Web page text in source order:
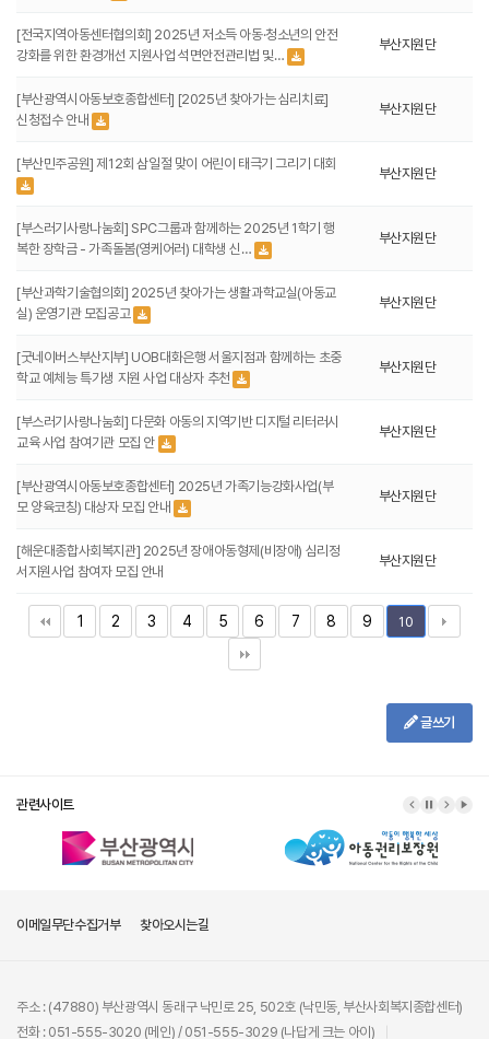
[전국지역아동센터협의회] 2025년 저소득 아동·청소년의 안전
강화를 위한 환경개선 지원사업 석면안전관리법 및…
부산지원단
[부산광역시아동보호종합센터] [2025년 찾아가는 심리치료]
신청접수 안내
부산지원단
[부산민주공원] 제12회 삼일절 맞이 어린이 태극기 그리기 대회
부산지원단
[부스러기사랑나눔회] SPC그룹과 함께하는 2025년 1학기 행
복한 장학금 - 가족돌봄(영케어러) 대학생 신…
부산지원단
[부산과학기술협의회] 2025년 찾아가는 생활과학교실(아동교
실) 운영기관 모집공고
부산지원단
[굿네이버스부산지부] UOB대화은행 서울지점과 함께하는 초중
학교 예체능 특기생 지원 사업 대상자 추천
부산지원단
[부스러기사랑나눔회] 다문화 아동의 지역기반 디지털 리터러시
교육 사업 참여기관 모집 안
부산지원단
[부산광역시아동보호종합센터] 2025년 가족기능강화사업(부
모 양육코칭) 대상자 모집 안내
부산지원단
[해운대종합사회복지관] 2025년 장애아동형제(비장애) 심리정
서지원사업 참여자 모집 안내
부산지원단
1 2 3 4 5 6 7 8 9 10
글쓰기
관련사이트
이메일무단수집거부 찾아오시는길
주소 : (47880) 부산광역시 동래구 낙민로 25, 502호 (낙민동, 부산사회복지종합센터)
전화 : 051-555-3020 (메인) / 051-555-3029 (나답게 크는 아이)